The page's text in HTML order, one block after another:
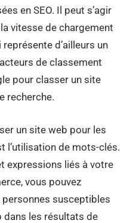
en SEO. Il peut s’agir
vitesse de chargement
d’ailleurs un
de classement
pour classer un site
recherche.
un site web pour les
l’utilisation de mots-clés.
expressions liés à votre
vous pouvez
susceptibles
dans les résultats de